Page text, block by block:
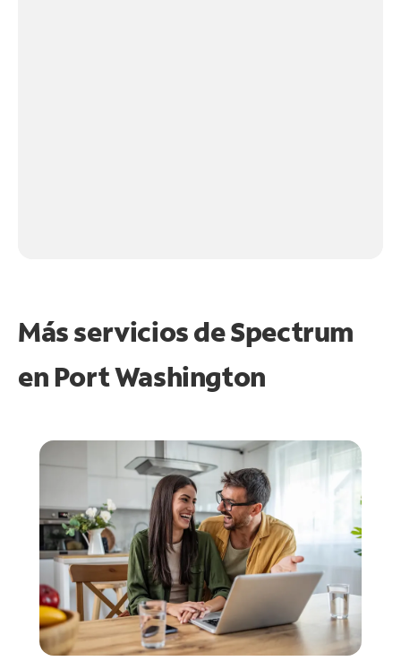
Más servicios de Spectrum
en Port Washington